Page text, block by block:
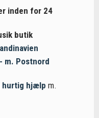
inden for 24
butik
m. Postnord
hurtig hjælp m.